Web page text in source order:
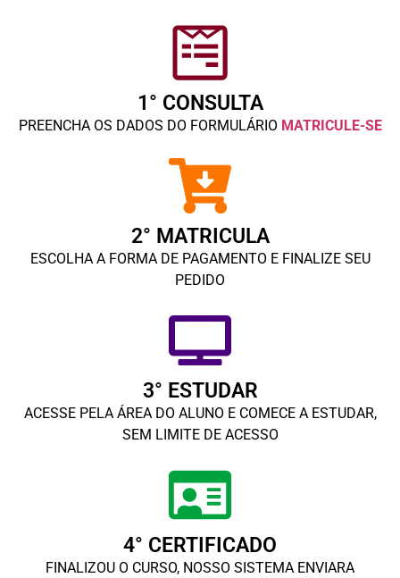
1° CONSULTA
PREENCHA OS DADOS DO FORMULÁRIO MATRICULE-SE
2° MATRICULA
ESCOLHA A FORMA DE PAGAMENTO E FINALIZE SEU
PEDIDO
3° ESTUDAR
ACESSE PELA ÁREA DO ALUNO E COMECE A ESTUDAR,
SEM LIMITE DE ACESSO
4° CERTIFICADO
FINALIZOU O CURSO, NOSSO SISTEMA ENVIARA